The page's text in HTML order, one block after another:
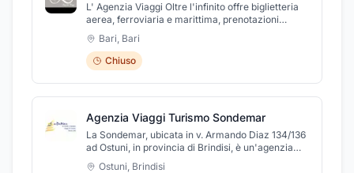
L' Agenzia Viaggi Oltre l'infinito offre biglietteria
aerea, ferroviaria e marittima, prenotazioni
alberghiere, crociere e tanto altro, sempre con i
migliori fornitori del settore. Organizza viaggi da
single, coppia o di gruppo secondo i desideri del
cliente affinché i sogni non restino tali.Scopri
anche il nostro servizio di deposito bagagli!Aperti
Sabato su appuntamento.
Bari, Bari
Chiuso
Agenzia Viaggi Turismo Sondemar
La Sondemar, ubicata in v. Armando Diaz 134/136
ad Ostuni, in provincia di Brindisi, è un'agenzia
turistica altamente specializzata, in grado di
Ostuni, Brindisi